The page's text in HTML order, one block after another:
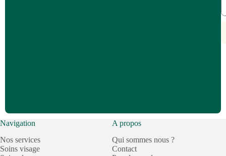
Navigation
Nos services
Soins visage
A propos
Qui sommes nous ?
Contact